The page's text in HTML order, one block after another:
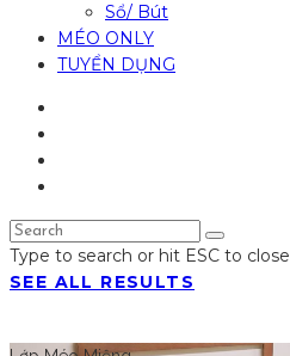
Sổ/ Bút
MÉO ONLY
TUYỂN DỤNG
Type to search or hit ESC to close
SEE ALL RESULTS